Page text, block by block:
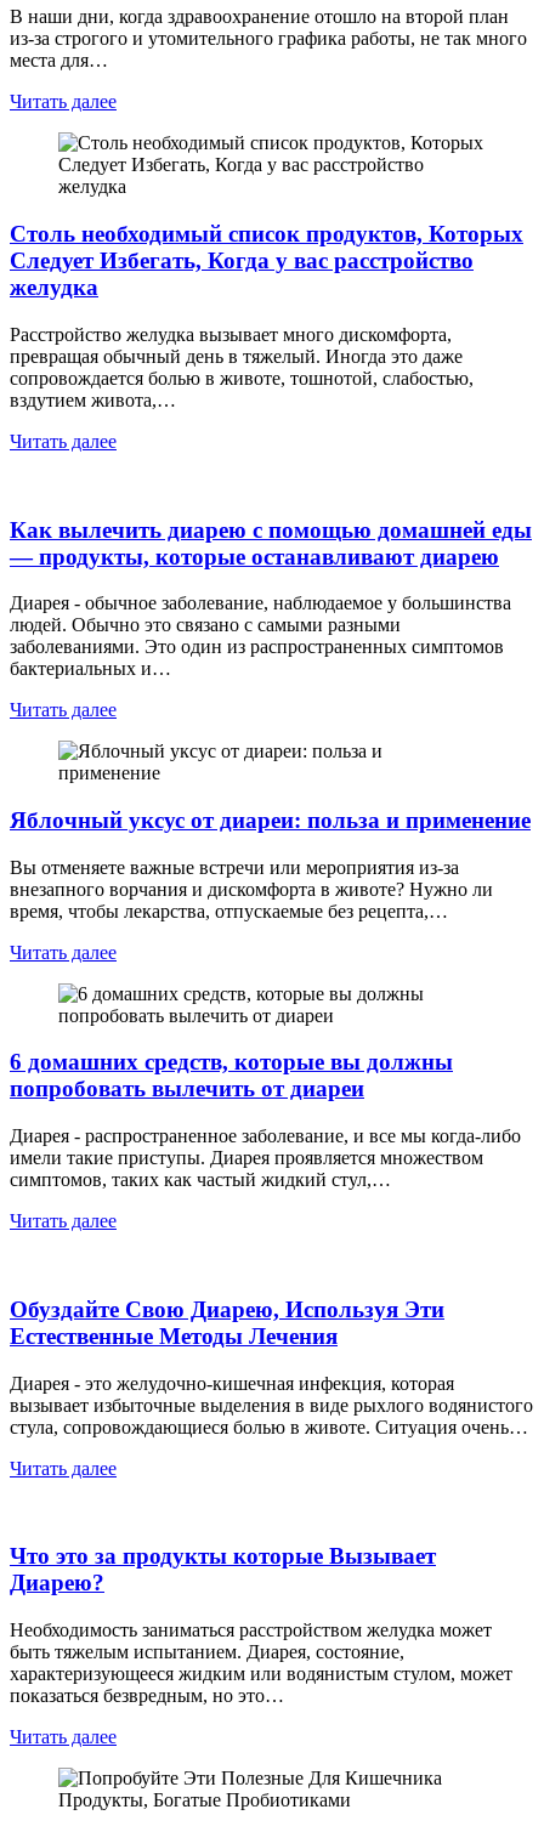
В наши дни, когда здравоохранение отошло на второй план
из-за строгого и утомительного графика работы, не так много
места для…
Читать далее
Столь необходимый список продуктов, Которых
Следует Избегать, Когда у вас расстройство
желудка
Расстройство желудка вызывает много дискомфорта,
превращая обычный день в тяжелый. Иногда это даже
сопровождается болью в животе, тошнотой, слабостью,
вздутием живота,…
Читать далее
Как вылечить диарею с помощью домашней еды
— продукты, которые останавливают диарею
Диарея - обычное заболевание, наблюдаемое у большинства
людей. Обычно это связано с самыми разными
заболеваниями. Это один из распространенных симптомов
бактериальных и…
Читать далее
Яблочный уксус от диареи: польза и применение
Вы отменяете важные встречи или мероприятия из-за
внезапного ворчания и дискомфорта в животе? Нужно ли
время, чтобы лекарства, отпускаемые без рецепта,…
Читать далее
6 домашних средств, которые вы должны
попробовать вылечить от диареи
Диарея - распространенное заболевание, и все мы когда-либо
имели такие приступы. Диарея проявляется множеством
симптомов, таких как частый жидкий стул,…
Читать далее
Обуздайте Свою Диарею, Используя Эти
Естественные Методы Лечения
Диарея - это желудочно-кишечная инфекция, которая
вызывает избыточные выделения в виде рыхлого водянистого
стула, сопровождающиеся болью в животе. Ситуация очень…
Читать далее
Что это за продукты которые Вызывает
Диарею?
Необходимость заниматься расстройством желудка может
быть тяжелым испытанием. Диарея, состояние,
характеризующееся жидким или водянистым стулом, может
показаться безвредным, но это…
Читать далее